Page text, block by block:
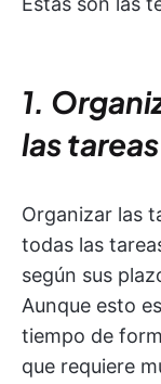
1.
las tareas
Organizar las
todas las
según sus
Aunque esto
tiempo de
que requiere